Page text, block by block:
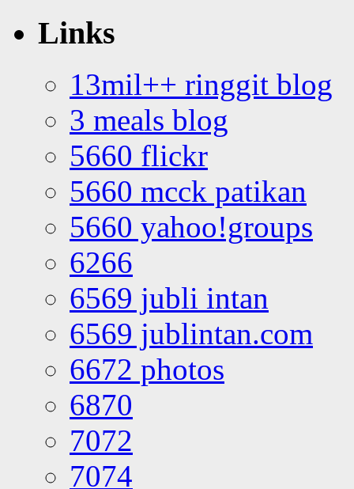
Links
13mil++ ringgit blog
3 meals blog
5660 flickr
5660 mcck patikan
5660 yahoo!groups
6266
6569 jubli intan
6569 jublintan.com
6672 photos
6870
7072
7074